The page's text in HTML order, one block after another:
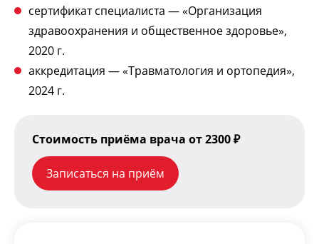
сертификат специалиста — «Организация
здравоохранения и общественное здоровье»,
2020 г.
аккредитация — «Травматология и ортопедия»,
2024 г.
Стоимость приёма врача от 2300 ₽
Записаться на приём